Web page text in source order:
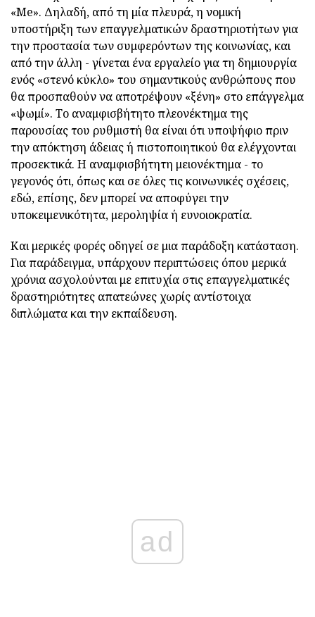
«Me». Δηλαδή, από τη μία πλευρά, η νομική
υποστήριξη των επαγγελματικών δραστηριοτήτων για
την προστασία των συμφερόντων της κοινωνίας, και
από την άλλη - γίνεται ένα εργαλείο για τη δημιουργία
ενός «στενό κύκλο» του σημαντικούς ανθρώπους που
θα προσπαθούν να αποτρέψουν «ξένη» στο επάγγελμα
«ψωμί». Το αναμφισβήτητο πλεονέκτημα της
παρουσίας του ρυθμιστή θα είναι ότι υποψήφιο πριν
την απόκτηση άδειας ή πιστοποιητικού θα ελέγχονται
προσεκτικά. Η αναμφισβήτητη μειονέκτημα - το
γεγονός ότι, όπως και σε όλες τις κοινωνικές σχέσεις,
εδώ, επίσης, δεν μπορεί να αποφύγει την
υποκειμενικότητα, μεροληψία ή ευνοιοκρατία.
Και μερικές φορές οδηγεί σε μια παράδοξη κατάσταση.
Για παράδειγμα, υπάρχουν περιπτώσεις όπου μερικά
χρόνια ασχολούνται με επιτυχία στις επαγγελματικές
δραστηριότητες απατεώνες χωρίς αντίστοιχα
διπλώματα και την εκπαίδευση.
ad